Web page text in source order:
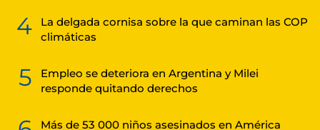
4
La delgada cornisa sobre la que caminan las COP
climáticas
5
Empleo se deteriora en Argentina y Milei
responde quitando derechos
Más de 53 000 niños asesinados en América